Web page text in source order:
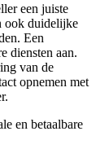
een juiste
ook duidelijke
Een
diensten aan.
van de
opnemen met
en betaalbare